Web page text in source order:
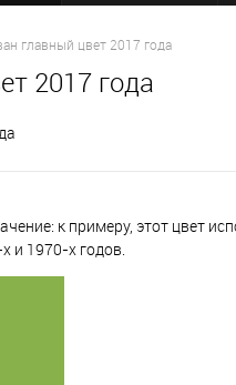
главный цвет 2017 года
2017 года
к примеру, этот цвет
и 1970-х годов.